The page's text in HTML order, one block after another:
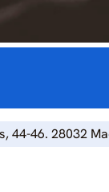
44-46. 28032